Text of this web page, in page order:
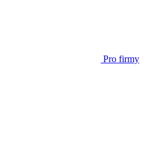
Pro firmy